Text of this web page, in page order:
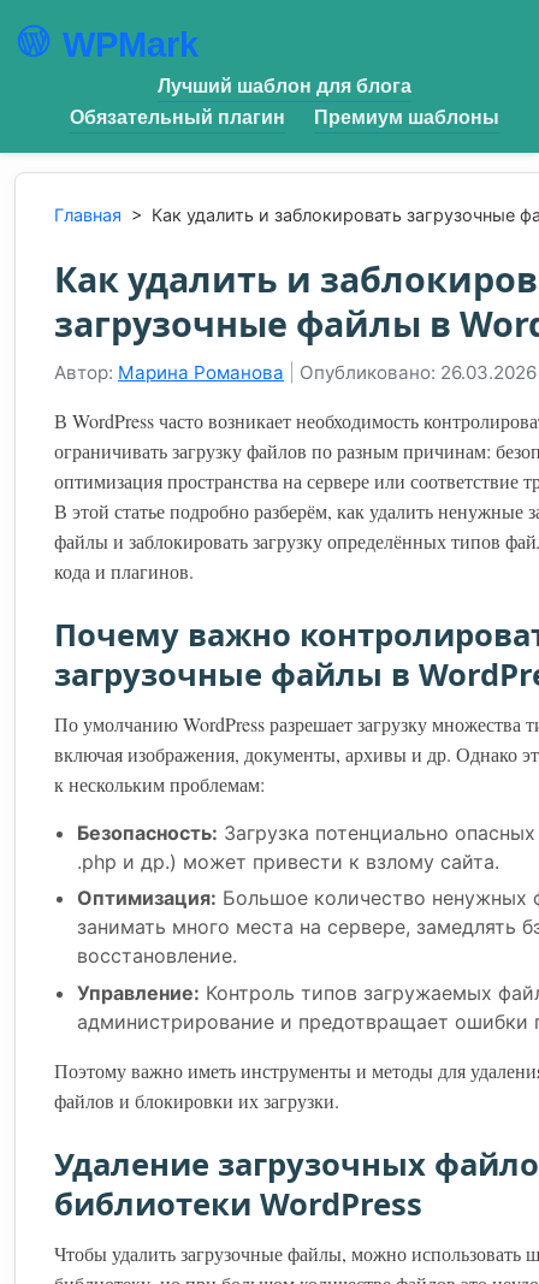
WPMark
Лучший шаблон для блога
Обязательный плагин
Премиум шаблоны
Главная > Как удалить и заблокировать загрузочные
Как удалить и
загрузочные файлы в
Автор: Марина Романова Опубликовано: 26.03.2026
В WordPress часто возникает необходимость
ограничивать загрузку файлов по разным причинам:
оптимизация пространства на сервере или соответствие
В этой статье подробно разберём, как удалить ненужные
файлы и заблокировать загрузку определённых типов
кода и плагинов.
Почему важно
загрузочные файлы в
По умолчанию WordPress разрешает загрузку множества
включая изображения, документы, архивы и др. Однако
к нескольким проблемам:
Безопасность: Загрузка потенциально
.php и др.) может привести к взлому сайта.
Оптимизация: Большое количество ненужных
занимать много места на сервере, замедлять
восстановление.
Управление: Контроль типов загружаемых
администрирование и предотвращает ошибки
Поэтому важно иметь инструменты и методы для
файлов и блокировки их загрузки.
Удаление загрузочных
библиотеки WordPress
Чтобы удалить загрузочные файлы, можно использовать